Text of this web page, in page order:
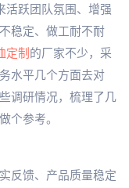
活跃团队氛围、增强
稳定、做工耐不耐
定制的厂家不少，采
水平几个方面去对
调研情况，梳理了几
个参考。
反馈、产品质量稳定